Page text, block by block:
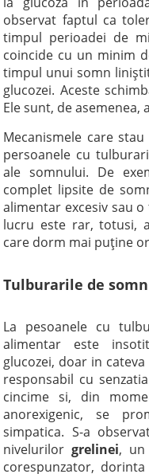
observat faptul ca
timpul perioadei de
coincide cu un minim
timpul unui somn
glucozei. Aceste
Ele sunt, de
Mecanismele care
persoanele cu
ale somnului. De
complet lipsite de
alimentar excesiv sau
lucru este rar, totusi,
care dorm mai puţine
Tulburarile de somn
La pesoanele cu
alimentar este
glucozei, doar in
responsabil cu
cincime si, din
anorexigenic, se
simpatica. S-a
nivelurilorgrelinei, un
corespunzator,